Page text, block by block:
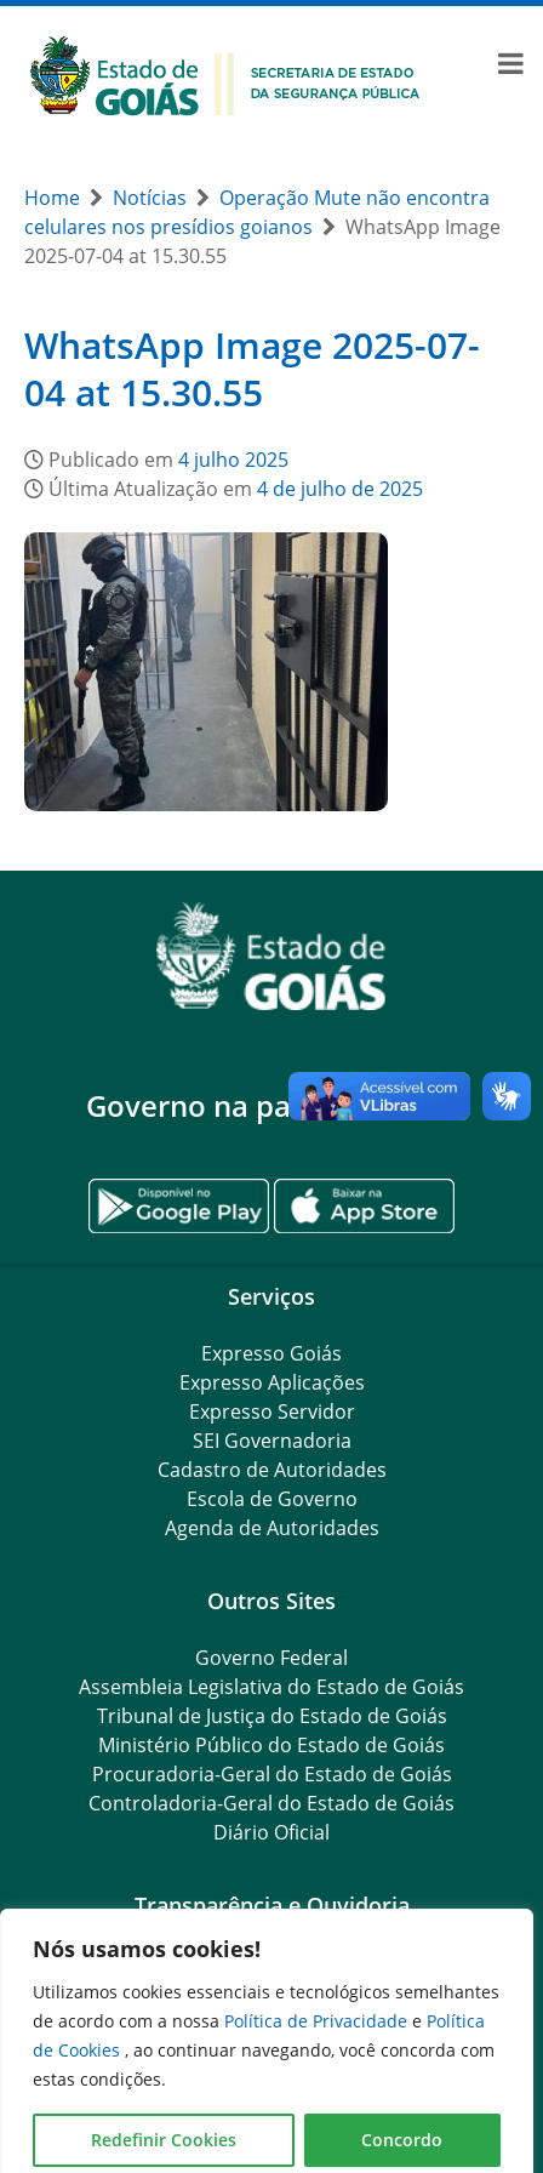
Nós usamos cookies!
Utilizamos cookies essenciais e tecnológicos semelhantes
de acordo com a nossa Política de Privacidade e Política
de Cookies , ao continuar navegando, você concorda com
estas condições.
Redefinir Cookies Concordo
Home Notícias
Operação Mute não encontra
celulares nos presídios goianos
WhatsApp Image
2025-07-04 at 15.30.55
WhatsApp Image 2025-07-
04 at 15.30.55
Publicado em 4 julho 2025
Última Atualização em 4 de julho de 2025
Governo na palma da mão
Serviços
Expresso Goiás
Expresso Aplicações
Expresso Servidor
SEI Governadoria
Cadastro de Autoridades
Escola de Governo
Agenda de Autoridades
Outros Sites
Governo Federal
Assembleia Legislativa do Estado de Goiás
Tribunal de Justiça do Estado de Goiás
Ministério Público do Estado de Goiás
Procuradoria-Geral do Estado de Goiás
Controladoria-Geral do Estado de Goiás
Diário Oficial
Transparência e Ouvidoria
LGPD
Goiás Transparência
Dados Abertos Goiás
e-SIC
SIC – Serviço de Informação ao Cidadão
Ouvidoria Setorial (Expresso)
Ouvidoria Setorial (Presencial)